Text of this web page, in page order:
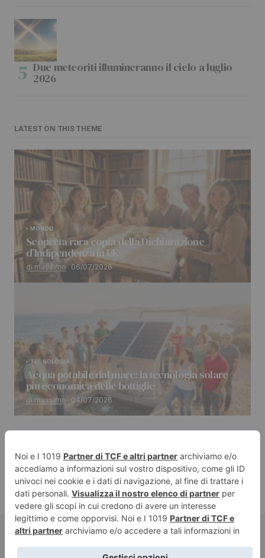
Due meteoriti illumineranno il cielo a luglio
2026
LATEST ON THIS THEME
MONDO
Scoperta rara copia della Dichiarazione
d’Indipendenza in UK
di massimo 06/07/2026
TECNOLOGIA
Acqua potabile dal mare: la tecnologia solare
più economica delle bottiglie
di massimo 04/07/2026